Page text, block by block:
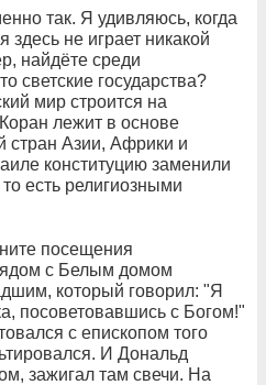
так. Я удивляюсь, когда
здесь не играет никакой
найдёте среди
светские государства?
мир строится на
лежит в основе
стран Азии, Африки и
конституцию заменили
есть религиозными
посещения
с Белым домом
который говорил: "Я
посоветовавшись с Богом!"
с епископом того
И Дональд
зажигал там свечи. На